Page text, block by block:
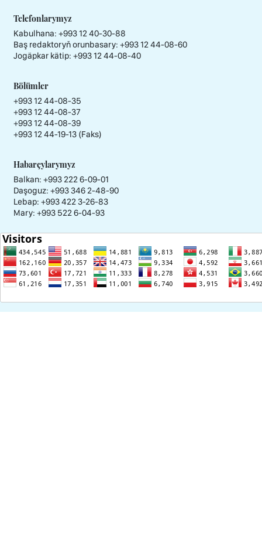
Telefonlarymyz
Kabulhana: +993 12 40-30-88
Baş redaktoryň orunbasary: +993 12 44-08-60
Jogäpkar kätip: +993 12 44-08-40
Bölümler
+993 12 44-08-35
+993 12 44-08-37
+993 12 44-08-39
+993 12 44-19-13 (Faks)
Habarçylarymyz
Balkan: +993 222 6-09-01
Daşoguz: +993 346 2-48-90
Lebap: +993 422 3-26-83
Mary: +993 522 6-04-93